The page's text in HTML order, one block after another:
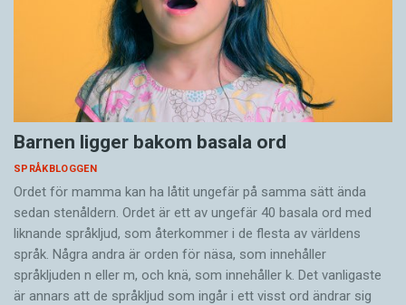
Barnen ligger bakom basala ord
SPRÅKBLOGGEN
Ordet för mamma kan ha låtit ungefär på samma sätt ända
sedan stenåldern. Ordet är ett av ungefär 40 basala ord med
liknande språkljud, som återkommer i de flesta av världens
språk. Några andra är orden för näsa, som innehåller
språkljuden n eller m, och knä, som innehåller k. Det vanligaste
är annars att de språkljud som ingår i ett visst ord ändrar sig